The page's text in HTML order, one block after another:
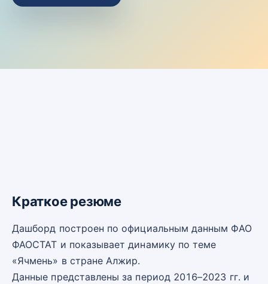
Краткое резюме
Дашборд построен по официальным данным ФАО
ФАОСТАТ и показывает динамику по теме
«Ячмень» в стране Алжир.
Данные представлены за период 2016–2023 гг. и